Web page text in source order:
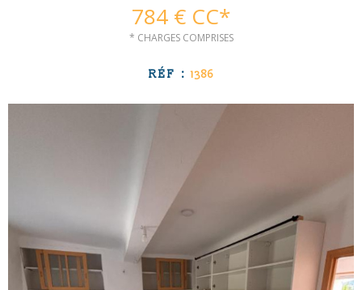
784 € CC*
* CHARGES COMPRISES
RÉF :1386
RECHERCHER